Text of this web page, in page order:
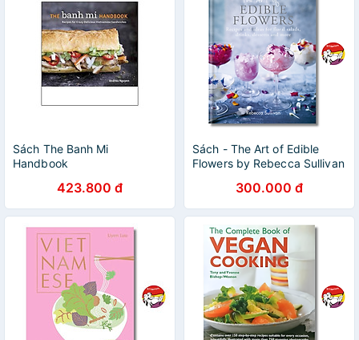
Sách The Banh Mi
Handbook
423.800 đ
Sách - The Art of Edible
Flowers by Rebecca Sullivan
Nhập khẩu Bìa cứng
300.000 đ